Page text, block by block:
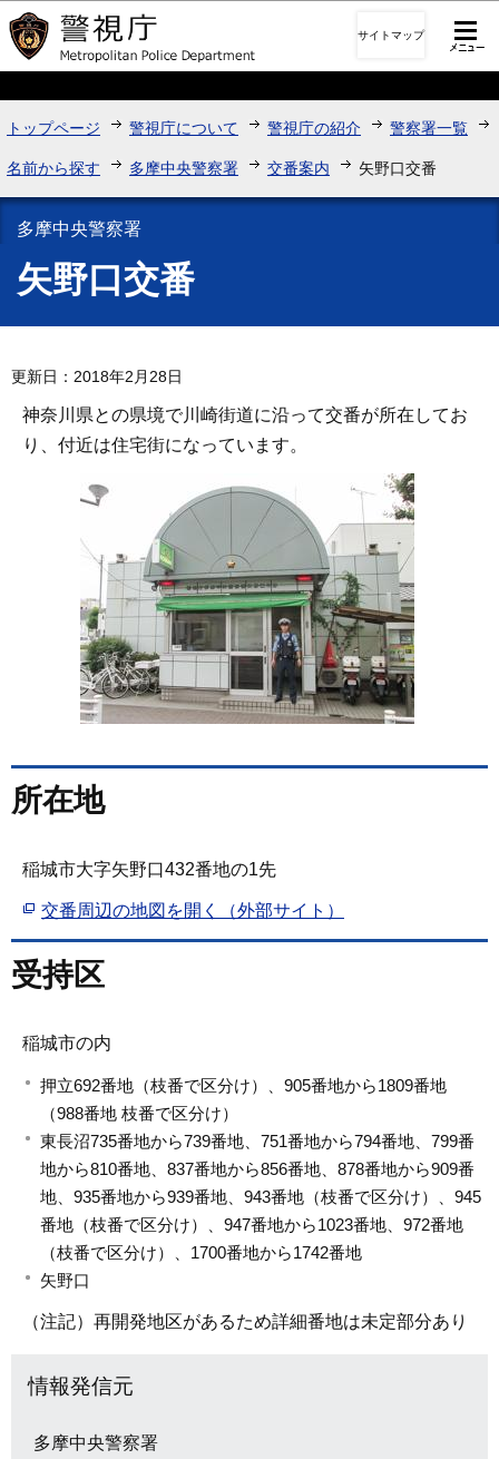
このページの本文へ移動
サイトマップ
トップページ 警視庁について 警視庁の紹介 警察署一覧
名前から探す 多摩中央警察署 交番案内 矢野口交番
多摩中央警察署
矢野口交番
更新日：2018年2月28日
神奈川県との県境で川崎街道に沿って交番が所在してお
り、付近は住宅街になっています。
所在地
稲城市大字矢野口432番地の1先
交番周辺の地図を開く（外部サイト）
受持区
稲城市の内
押立692番地（枝番で区分け）、905番地から1809番地
（988番地 枝番で区分け）
東長沼735番地から739番地、751番地から794番地、799番
地から810番地、837番地から856番地、878番地から909番
地、935番地から939番地、943番地（枝番で区分け）、945
番地（枝番で区分け）、947番地から1023番地、972番地
（枝番で区分け）、1700番地から1742番地
矢野口
（注記）再開発地区があるため詳細番地は未定部分あり
情報発信元
多摩中央警察署